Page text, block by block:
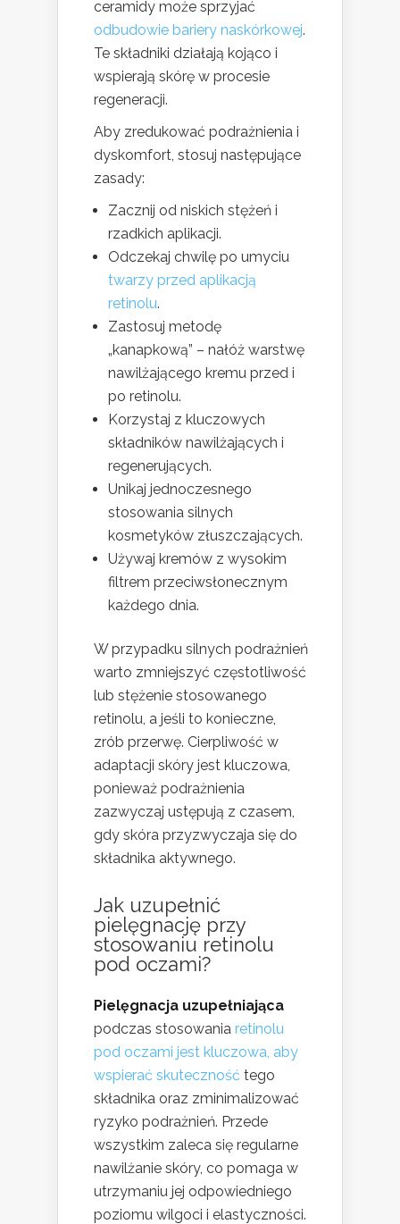
ceramidy może sprzyjać
odbudowie bariery naskórkowej.
Te składniki działają kojąco i
wspierają skórę w procesie
regeneracji.
Aby zredukować podrażnienia i
dyskomfort, stosuj następujące
zasady:
Zacznij od niskich stężeń i
rzadkich aplikacji.
Odczekaj chwilę po umyciu
twarzy przed aplikacją
retinolu.
Zastosuj metodę
„kanapkową” – nałóż warstwę
nawilżającego kremu przed i
po retinolu.
Korzystaj z kluczowych
składników nawilżających i
regenerujących.
Unikaj jednoczesnego
stosowania silnych
kosmetyków złuszczających.
Używaj kremów z wysokim
filtrem przeciwsłonecznym
każdego dnia.
W przypadku silnych podrażnień
warto zmniejszyć częstotliwość
lub stężenie stosowanego
retinolu, a jeśli to konieczne,
zrób przerwę. Cierpliwość w
adaptacji skóry jest kluczowa,
ponieważ podrażnienia
zazwyczaj ustępują z czasem,
gdy skóra przyzwyczaja się do
składnika aktywnego.
Jak uzupełnić
pielęgnację przy
stosowaniu retinolu
pod oczami?
Pielęgnacja uzupełniająca
podczas stosowania retinolu
pod oczami jest kluczowa, aby
wspierać skuteczność tego
składnika oraz zminimalizować
ryzyko podrażnień. Przede
wszystkim zaleca się regularne
nawilżanie skóry, co pomaga w
utrzymaniu jej odpowiedniego
poziomu wilgoci i elastyczności.